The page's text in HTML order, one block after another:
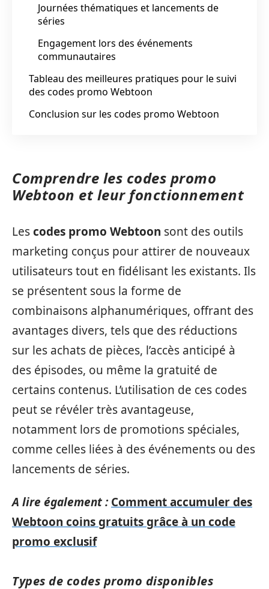
Journées thématiques et lancements de
séries
Engagement lors des événements
communautaires
Tableau des meilleures pratiques pour le suivi
des codes promo Webtoon
Conclusion sur les codes promo Webtoon
Comprendre les codes promo
Webtoon et leur fonctionnement
Lescodes promo Webtoon sont des outils
marketing conçus pour attirer de nouveaux
utilisateurs tout en fidélisant les existants. Ils
se présentent sous la forme de
combinaisons alphanumériques, offrant des
avantages divers, tels que des réductions
sur les achats de pièces, l’accès anticipé à
des épisodes, ou même la gratuité de
certains contenus. L’utilisation de ces codes
peut se révéler très avantageuse,
notamment lors de promotions spéciales,
comme celles liées à des événements ou des
lancements de séries.
A lire également : Comment accumuler des
Webtoon coins gratuits grâce à un code
promo exclusif
Types de codes promo disponibles